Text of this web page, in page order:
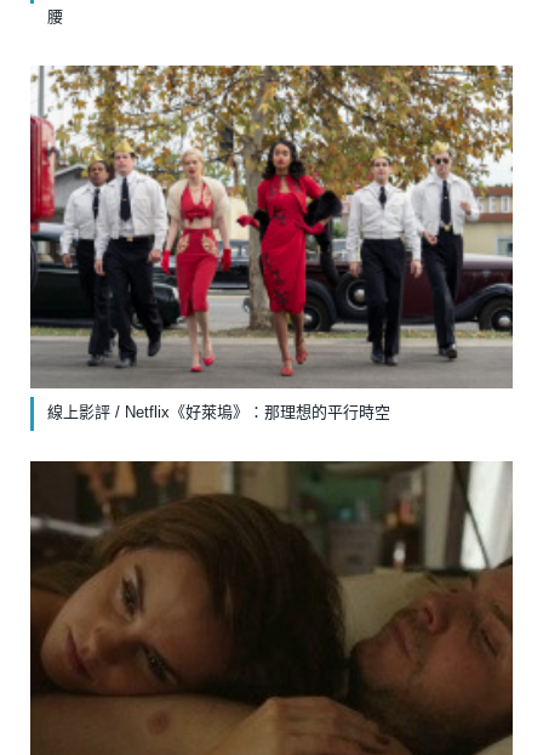
腰
線上影評 / Netflix《好萊塢》：那理想的平行時空